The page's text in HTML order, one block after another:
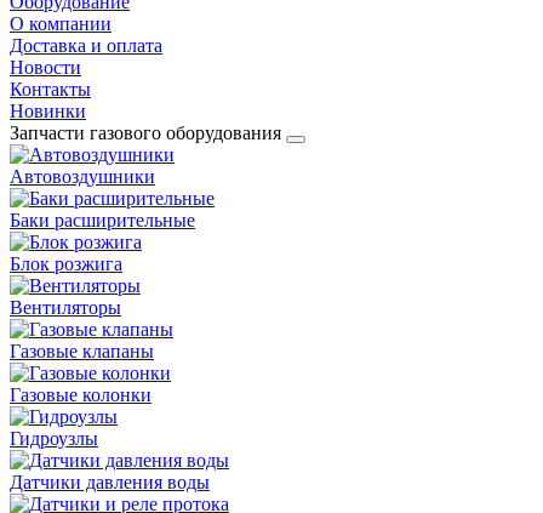
О компании
Доставка и оплата
Новости
Контакты
Новинки
Запчасти газового оборудования
Автовоздушники
Баки расширительные
Блок розжига
Вентиляторы
Газовые клапаны
Газовые колонки
Гидроузлы
Датчики давления воды